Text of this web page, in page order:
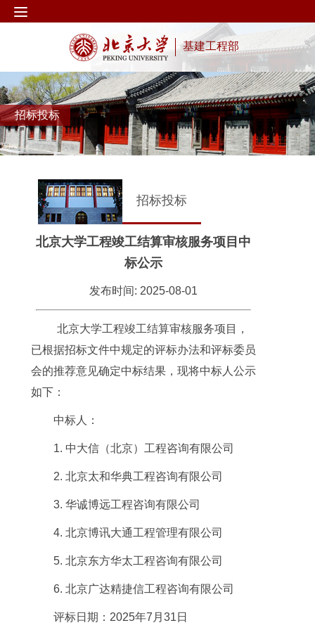
基建工程部
招标投标
招标投标
北京大学工程竣工结算审核服务项目中
标公示
发布时间: 2025-08-01
北京大学工程竣工结算审核服务项目，
已根据招标文件中规定的评标办法和评标委员
会的推荐意见确定中标结果，现将中标人公示
如下：
中标人：
1. 中大信（北京）工程咨询有限公司
2. 北京太和华典工程咨询有限公司
3. 华诚博远工程咨询有限公司
4. 北京博讯大通工程管理有限公司
5. 北京东方华太工程咨询有限公司
6. 北京广达精捷信工程咨询有限公司
评标日期： 2025年7 月 31 日